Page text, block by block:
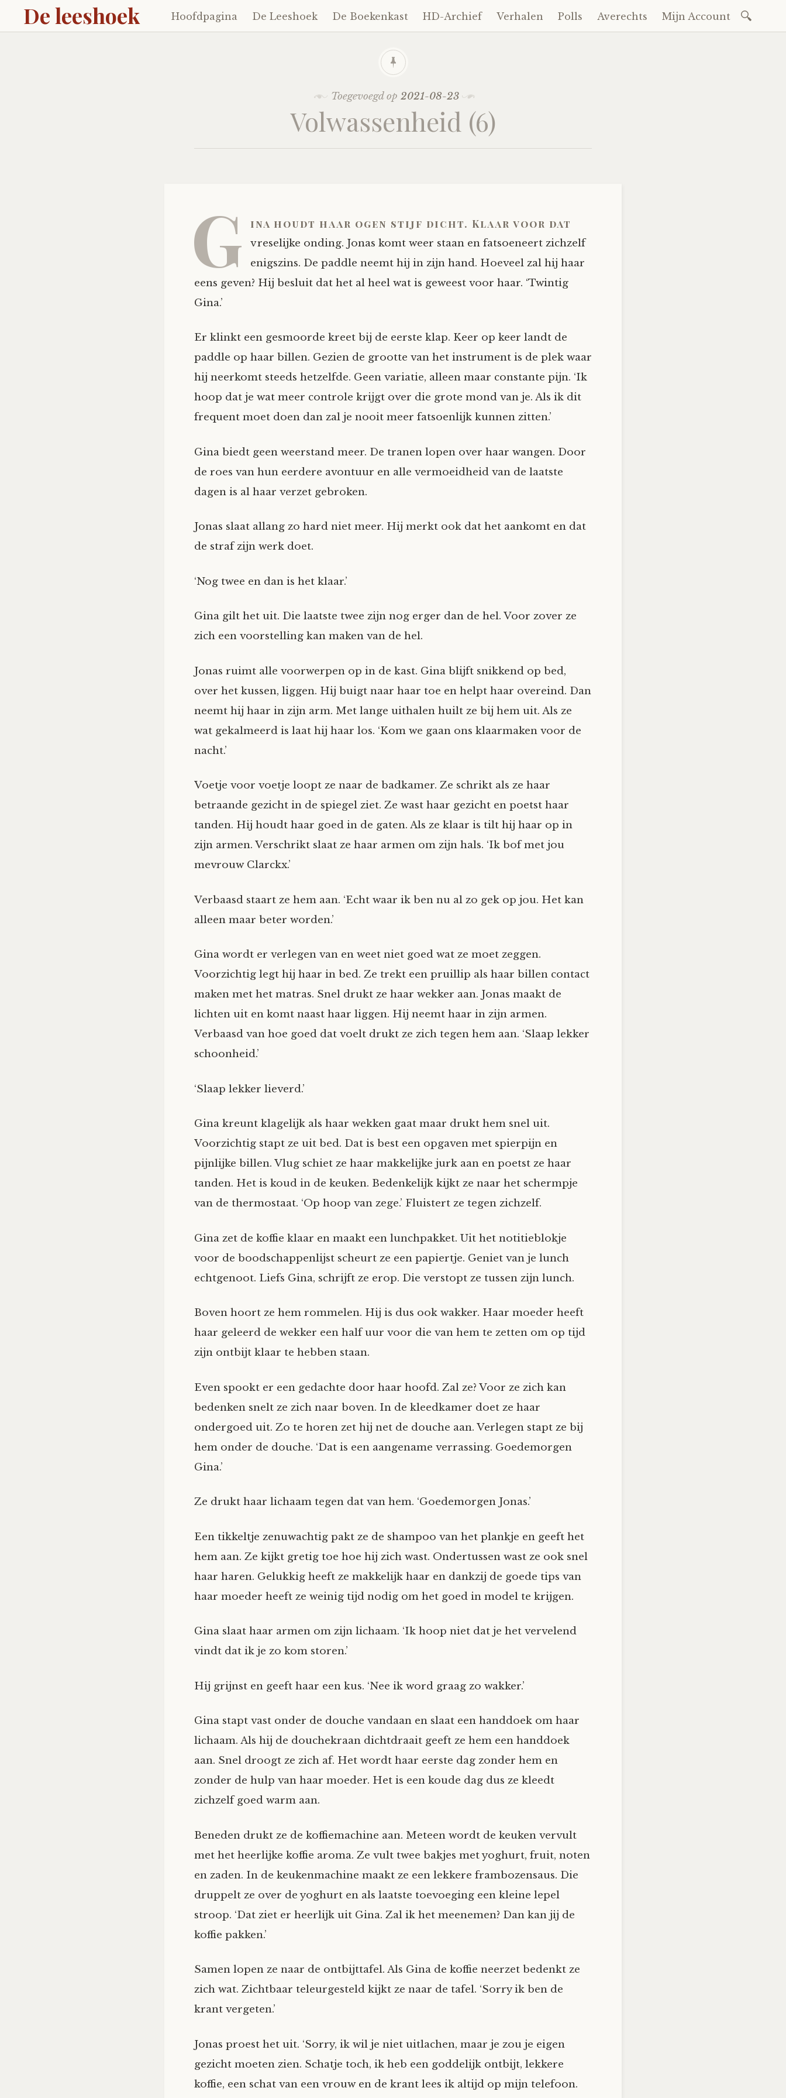
De leeshoek
Skip
to
Hoofdpagina De Leeshoek De Boekenkast HD-Archief Verhalen Polls Averechts Mijn Account
Toegevoegd op 2021-08-23
Volwassenheid (6)
G ina houdt haar ogen stijf dicht. Klaar voor dat
vreselijke onding. Jonas komt weer staan en fatsoeneert zichzelf
enigszins. De paddle neemt hij in zijn hand. Hoeveel zal hij haar
eens geven? Hij besluit dat het al heel wat is geweest voor haar. ‘Twintig
Gina.’
Er klinkt een gesmoorde kreet bij de eerste klap. Keer op keer landt de
paddle op haar billen. Gezien de grootte van het instrument is de plek waar
hij neerkomt steeds hetzelfde. Geen variatie, alleen maar constante pijn. ‘Ik
hoop dat je wat meer controle krijgt over die grote mond van je. Als ik dit
frequent moet doen dan zal je nooit meer fatsoenlijk kunnen zitten.’
Gina biedt geen weerstand meer. De tranen lopen over haar wangen. Door
de roes van hun eerdere avontuur en alle vermoeidheid van de laatste
dagen is al haar verzet gebroken.
Jonas slaat allang zo hard niet meer. Hij merkt ook dat het aankomt en dat
de straf zijn werk doet.
‘Nog twee en dan is het klaar.’
Gina gilt het uit. Die laatste twee zijn nog erger dan de hel. Voor zover ze
zich een voorstelling kan maken van de hel.
Jonas ruimt alle voorwerpen op in de kast. Gina blijft snikkend op bed,
over het kussen, liggen. Hij buigt naar haar toe en helpt haar overeind. Dan
neemt hij haar in zijn arm. Met lange uithalen huilt ze bij hem uit. Als ze
wat gekalmeerd is laat hij haar los. ‘Kom we gaan ons klaarmaken voor de
nacht.’
Voetje voor voetje loopt ze naar de badkamer. Ze schrikt als ze haar
betraande gezicht in de spiegel ziet. Ze wast haar gezicht en poetst haar
tanden. Hij houdt haar goed in de gaten. Als ze klaar is tilt hij haar op in
zijn armen. Verschrikt slaat ze haar armen om zijn hals. ‘Ik bof met jou
mevrouw Clarckx.’
Verbaasd staart ze hem aan. ‘Echt waar ik ben nu al zo gek op jou. Het kan
alleen maar beter worden.’
Gina wordt er verlegen van en weet niet goed wat ze moet zeggen.
Voorzichtig legt hij haar in bed. Ze trekt een pruillip als haar billen contact
maken met het matras. Snel drukt ze haar wekker aan. Jonas maakt de
lichten uit en komt naast haar liggen. Hij neemt haar in zijn armen.
Verbaasd van hoe goed dat voelt drukt ze zich tegen hem aan. ‘Slaap lekker
schoonheid.’
‘Slaap lekker lieverd.’
Gina kreunt klagelijk als haar wekken gaat maar drukt hem snel uit.
Voorzichtig stapt ze uit bed. Dat is best een opgaven met spierpijn en
pijnlijke billen. Vlug schiet ze haar makkelijke jurk aan en poetst ze haar
tanden. Het is koud in de keuken. Bedenkelijk kijkt ze naar het schermpje
van de thermostaat. ‘Op hoop van zege.’ Fluistert ze tegen zichzelf.
Gina zet de koffie klaar en maakt een lunchpakket. Uit het notitieblokje
voor de boodschappenlijst scheurt ze een papiertje. Geniet van je lunch
echtgenoot. Liefs Gina, schrijft ze erop. Die verstopt ze tussen zijn lunch.
Boven hoort ze hem rommelen. Hij is dus ook wakker. Haar moeder heeft
haar geleerd de wekker een half uur voor die van hem te zetten om op tijd
zijn ontbijt klaar te hebben staan.
Even spookt er een gedachte door haar hoofd. Zal ze? Voor ze zich kan
bedenken snelt ze zich naar boven. In de kleedkamer doet ze haar
ondergoed uit. Zo te horen zet hij net de douche aan. Verlegen stapt ze bij
hem onder de douche. ‘Dat is een aangename verrassing. Goedemorgen
Gina.’
Ze drukt haar lichaam tegen dat van hem. ‘Goedemorgen Jonas.’
Een tikkeltje zenuwachtig pakt ze de shampoo van het plankje en geeft het
hem aan. Ze kijkt gretig toe hoe hij zich wast. Ondertussen wast ze ook snel
haar haren. Gelukkig heeft ze makkelijk haar en dankzij de goede tips van
haar moeder heeft ze weinig tijd nodig om het goed in model te krijgen.
Gina slaat haar armen om zijn lichaam. ‘Ik hoop niet dat je het vervelend
vindt dat ik je zo kom storen.’
Hij grijnst en geeft haar een kus. ‘Nee ik word graag zo wakker.’
Gina stapt vast onder de douche vandaan en slaat een handdoek om haar
lichaam. Als hij de douchekraan dichtdraait geeft ze hem een handdoek
aan. Snel droogt ze zich af. Het wordt haar eerste dag zonder hem en
zonder de hulp van haar moeder. Het is een koude dag dus ze kleedt
zichzelf goed warm aan.
Beneden drukt ze de koffiemachine aan. Meteen wordt de keuken vervult
met het heerlijke koffie aroma. Ze vult twee bakjes met yoghurt, fruit, noten
en zaden. In de keukenmachine maakt ze een lekkere frambozensaus. Die
druppelt ze over de yoghurt en als laatste toevoeging een kleine lepel
stroop. ‘Dat ziet er heerlijk uit Gina. Zal ik het meenemen? Dan kan jij de
koffie pakken.’
Samen lopen ze naar de ontbijttafel. Als Gina de koffie neerzet bedenkt ze
zich wat. Zichtbaar teleurgesteld kijkt ze naar de tafel. ‘Sorry ik ben de
krant vergeten.’
Jonas proest het uit. ‘Sorry, ik wil je niet uitlachen, maar je zou je eigen
gezicht moeten zien. Schatje toch, ik heb een goddelijk ontbijt, lekkere
koffie, een schat van een vrouw en de krant lees ik altijd op mijn telefoon.